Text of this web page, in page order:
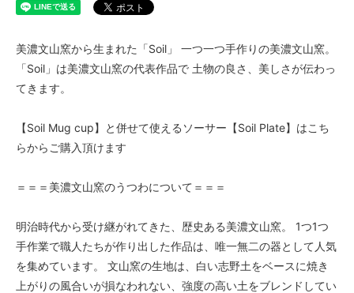
美濃文山窯から生まれた「Soil」 一つ一つ手作りの美濃文山窯。
「Soil」は美濃文山窯の代表作品で 土物の良さ、美しさが伝わっ
てきます。
【Soil Mug cup】と併せて使えるソーサー【Soil Plate】はこち
らからご購入頂けます
＝＝＝美濃文山窯のうつわについて＝＝＝
明治時代から受け継がれてきた、歴史ある美濃文山窯。 1つ1つ
手作業で職人たちが作り出した作品は、唯一無二の器として人気
を集めています。 文山窯の生地は、白い志野土をベースに焼き
上がりの風合いが損なわれない、強度の高い土をブレンドしてい